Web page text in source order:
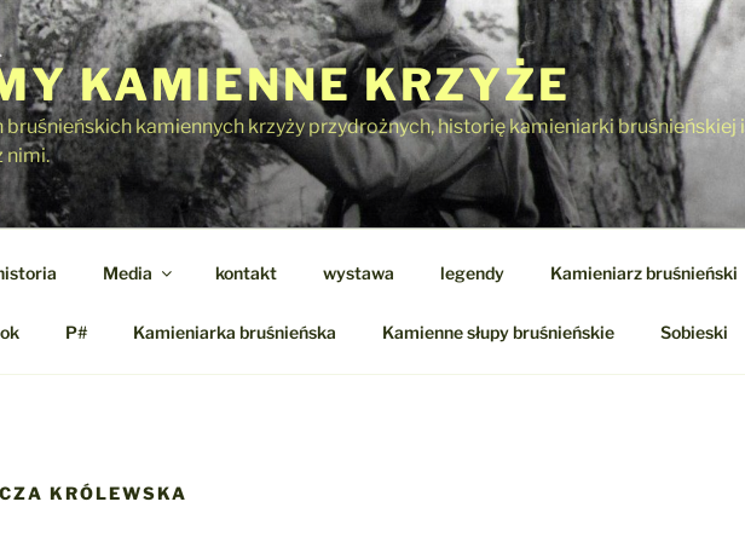
KAMIENNE KRZYŻE
kamiennych krzyży przydrożnych, historię kamieniarki bruśnieńskiej i
nimi.
Media kontakt wystawa legendy Kamieniarz bruśnieński
P# Kamieniarka bruśnieńska Kamienne słupy bruśnieńskie Sobieski
KRÓLEWSKA